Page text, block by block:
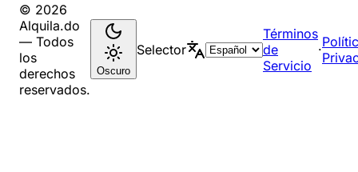
© 2026
Alquila.do
— Todos
los
derechos
reservados.
Oscuro
Selector
Términos
de
Servicio
·